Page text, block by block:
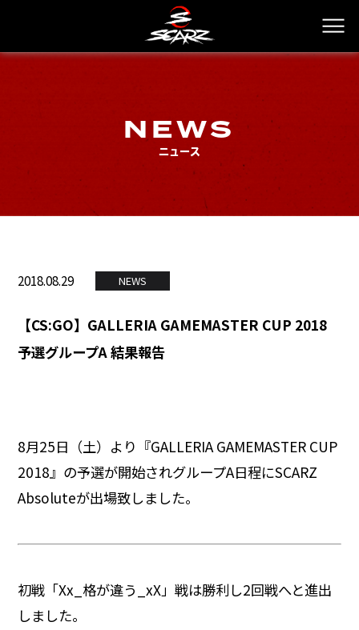
NEWS
ニュース
2018.08.29 NEWS
【CS:GO】GALLERIA GAMEMASTER CUP 2018
予選グループA 結果報告
8月25日（土）より『GALLERIA GAMEMASTER CUP
2018』の予選が開始されグループA日程にSCARZ
Absoluteが出場致しました。
初戦「Xx_格が違う_xX」戦は勝利し2回戦へと進出
しました。